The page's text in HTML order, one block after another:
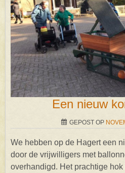
Een nieuw
GEPOST OP
We hebben op de Hagert een
door de vrijwilligers met
overhandigd. Het prachtige